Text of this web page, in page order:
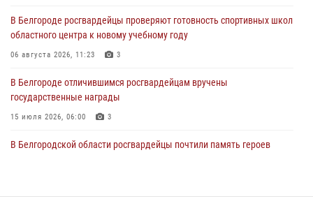
Росгвардейцы спасли раненого при атаке FPV-дрона ВСУ жителя
белгородского приграничья
В Белгороде росгвардейцы проверяют готовность спортивных школ
областного центра к новому учебному году
06 августа 2026, 11:23 3
В Белгороде отличившимся росгвардейцам вручены
государственные награды
15 июля 2026, 06:00 3
В Белгородской области росгвардейцы почтили память героев